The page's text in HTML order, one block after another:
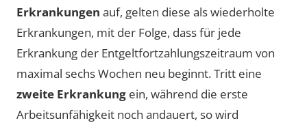
Erkrankungen auf, gelten diese als wiederholte
Erkrankungen, mit der Folge, dass für jede
Erkrankung der Entgeltfortzahlungszeitraum von
maximal sechs Wochen neu beginnt. Tritt eine
zweite Erkrankung ein, während die erste
Arbeitsunfähigkeit noch andauert, so wird